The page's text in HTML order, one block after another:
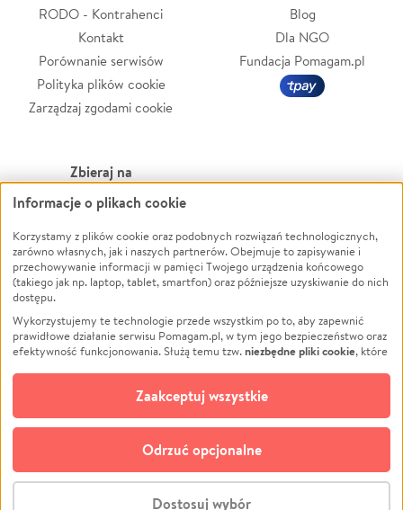
RODO - Kontrahenci
Kontakt
Porównanie serwisów
Polityka plików cookie
Zarządzaj zgodami cookie
Blog
Dla NGO
Fundacja Pomagam.pl
Zbieraj na
Leczenie
Zwierzęta
Pożar
Ukraina
Pomoc Finansowa
Projekty
Pogrzeb
Społeczność lokalna
Kultura
Powódź
Wichura
NGO
Edukacja
Podróż
Impreza
Ochrona środowiska
Biznes
© CROWDING SP. Z O.O.
Informacje o plikach cookie
Korzystamy z plików cookie oraz podobnych rozwiązań technologicznych,
zarówno własnych, jak i naszych partnerów. Obejmuje to zapisywanie i
przechowywanie informacji w pamięci Twojego urządzenia końcowego
(takiego jak np. laptop, tablet, smartfon) oraz późniejsze uzyskiwanie do nich
dostępu.
Wykorzystujemy te technologie przede wszystkim po to, aby zapewnić
prawidłowe działanie serwisu Pomagam.pl, w tym jego bezpieczeństwo oraz
efektywność funkcjonowania. Służą temu tzw.niezbędne pliki cookie, które
opcjonalnych plików cookie
technologii do celów analitycznych i retargetingowych. Możesz wyrazić
zgodę na ich stosowanie lub jej odmówić. W dowolnym momencie masz
możliwość zmiany swoich preferencji na stronie „Zarządzaj zgodami cookie”,
do której link znajdziesz w stopce serwisu Pomagam.pl. Opcjonalne pliki
cookie wykorzystywane są w następujących celach:
działanie serwisu Pomagam.pl. Dzięki nim możemy zrozumieć, jak
Dostosuj wybór
Odrzuć opcjonalne
Zaakceptuj wszystkie